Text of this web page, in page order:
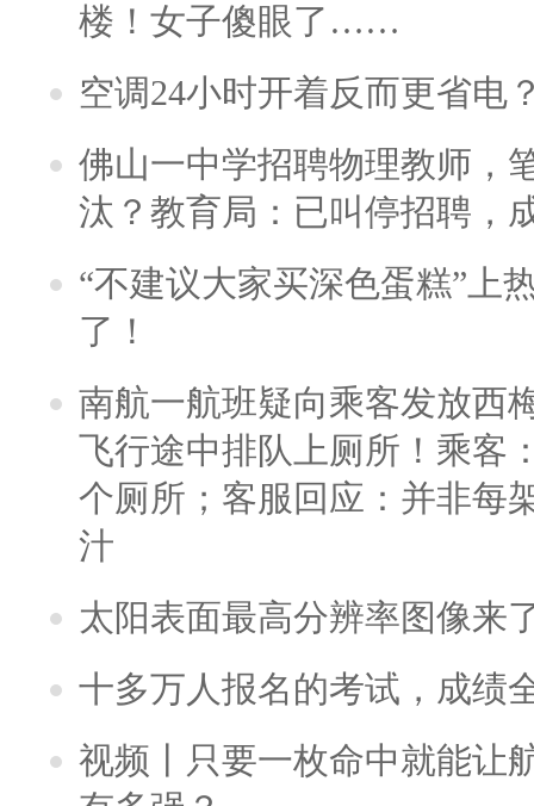
楼！女子傻眼了……
空调24小时开着反而更省电
佛山一中学招聘物理教师，
汰？教育局：已叫停招聘，
“不建议大家买深色蛋糕”上
了！
南航一航班疑向乘客发放西
飞行途中排队上厕所！乘客
个厕所；客服回应：并非每
汁
太阳表面最高分辨率图像来
十多万人报名的考试，成绩
视频丨只要一枚命中就能让